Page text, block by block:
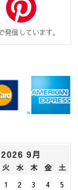
信しています。
2026 9月
火 水 木 金
土
1
2 3 4
5